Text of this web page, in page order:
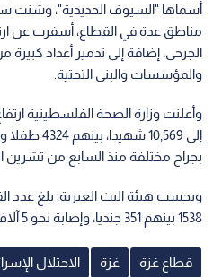
أسماها "السيوف الحديدية"، وشنت
مناطق عدة في القطاع، أسفرت عن
الجرحى، إضافة إلى تدمير أعداد كبيرة
والمؤسسات والبنى التحتية.
وأعلنت وزارة الصحة الفلسطينية
بجراح مختلفة منذ السابع من تشرين
وبحسب هيئة البث العبرية، بلغ
1538 بينهم 351 جنديا، وإصابة نحو 5 آلاف آخرين.
قطاع غزة غزة الاحتلال